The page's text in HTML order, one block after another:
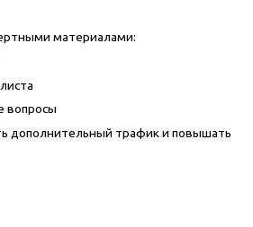
материалами:
вопросы
дополнительный трафик и повышать